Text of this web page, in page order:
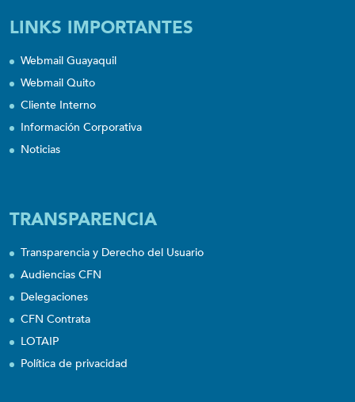
LINKS IMPORTANTES
Webmail Guayaquil
Webmail Quito
Cliente Interno
Información Corporativa
Noticias
TRANSPARENCIA
Transparencia y Derecho del Usuario
Audiencias CFN
Delegaciones
CFN Contrata
LOTAIP
Política de privacidad